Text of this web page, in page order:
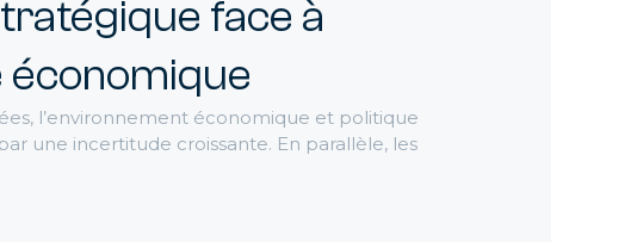
projet IA
face à
économique
l’environnement économique et politique
une incertitude croissante. En parallèle, les